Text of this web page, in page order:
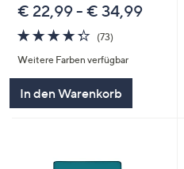
€ 22,99 - € 34,99
4.3
von
5
(73)73
Weitere Farben verfügbar
In den Warenkorb